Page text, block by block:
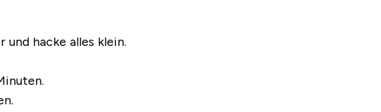
und hacke alles klein.